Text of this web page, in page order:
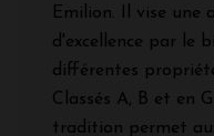
Emilion. Il vise une
d'excellence par le
différentes
Classés A, B et en
tradition permet